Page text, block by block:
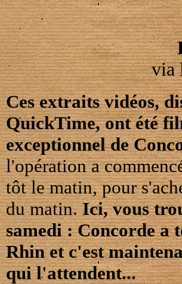
via
Ces extraits vidéos,
QuickTime, ont été
exceptionnel de
l'opération a
tôt le matin, pour
du matin.Ici, vous
samedi : Concorde a
Rhin et c'est
qui l'attendent...